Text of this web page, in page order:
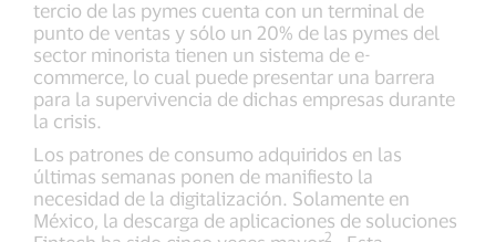
tercio de las pymes cuenta con un terminal de
punto de ventas y sólo un 20% de las pymes del
sector minorista tienen un sistema de e-
commerce, lo cual puede presentar una barrera
para la supervivencia de dichas empresas durante
la crisis.
Los patrones de consumo adquiridos en las
últimas semanas ponen de manifiesto la
necesidad de la digitalización. Solamente en
México, la descarga de aplicaciones de soluciones
2